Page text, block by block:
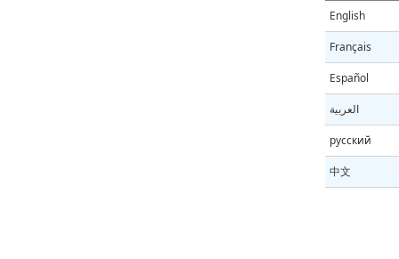
English
Français
Español
العربية
русский
中文